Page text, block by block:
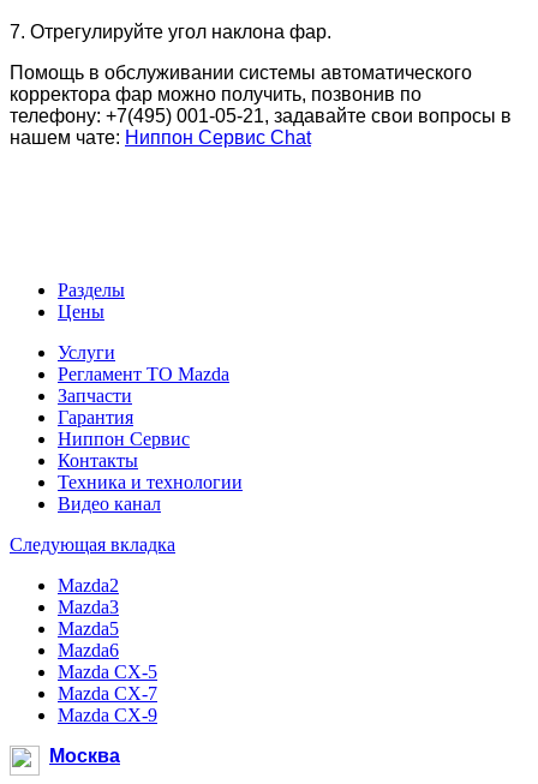
7. Отрегулируйте угол наклона фар.
Помощь в обслуживании системы автоматического
корректора фар можно получить, позвонив по
телефону: +7(495) 001-05-21, задавайте свои вопросы в
нашем чате: Ниппон Сервис Chat
Разделы
Цены
Услуги
Регламент ТО Mazda
Запчасти
Гарантия
Ниппон Сервис
Контакты
Техника и технологии
Видео канал
Следующая вкладка
Mazda2
Mazda3
Mazda5
Mazda6
Mazda CX-5
Mazda CX-7
Mazda CX-9
Москва